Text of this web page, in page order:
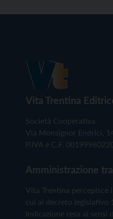
Vita Trentina
Società Cooperativa
Via Monsignor Endrici,
P.IVA e C.F.
Amministrazione
Vita Trentina
cui al decreto legislativo
Indicazione resa ai sensi